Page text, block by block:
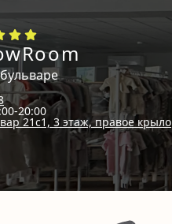
20:00
21с1, 3 этаж, правое крыло